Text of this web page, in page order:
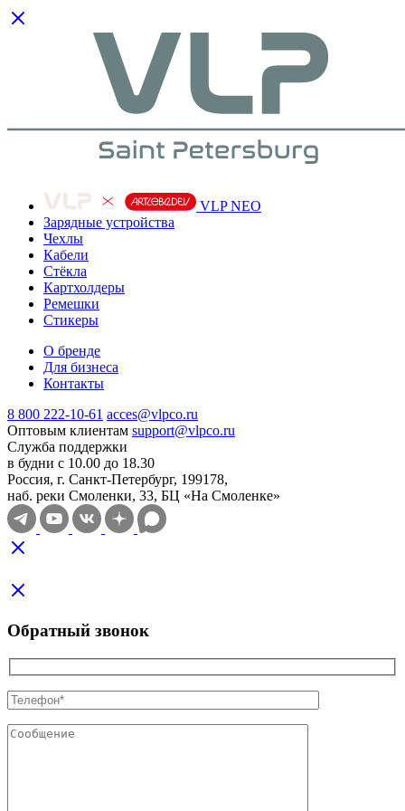
VLP NEO
Зарядные устройства
Чехлы
Кабели
Cтёкла
Картхолдеры
Ремешки
Стикеры
О бренде
Для бизнеса
Контакты
8 800 222-10-61 acces@vlpco.ru
Оптовым клиентам support@vlpco.ru
Служба поддержки
в будни с 10.00 до 18.30
Россия, г. Санкт-Петербург, 199178,
наб. реки Смоленки, 33, БЦ «На Смоленке»
Обратный звонок